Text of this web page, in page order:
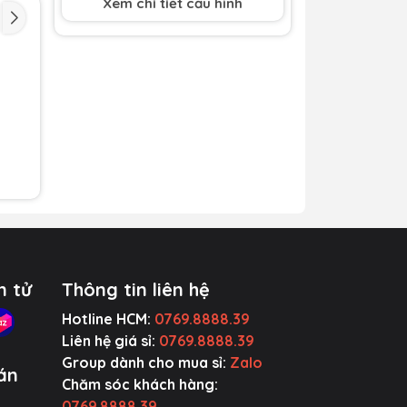
trì
tử Thông tin liên hệ
Hotline HCM: 0769.8888.39
Liên hệ giá sỉ: 0769.8888.39
Group dành cho mua sỉ: Zalo
Chăm sóc khách hàng: